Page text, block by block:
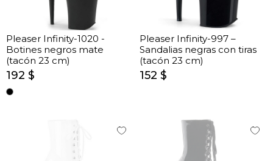
Pleaser Infinity-1020 -
Botines negros mate
(tacón 23 cm)
192 $
Pleaser Infinity-997 –
Sandalias negras con tiras
(tacón 23 cm)
152 $